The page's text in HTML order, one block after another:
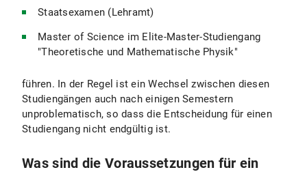
Staatsexamen (Lehramt)
Master of Science im Elite-Master-Studiengang
"Theoretische und Mathematische Physik"
führen. In der Regel ist ein Wechsel zwischen diesen
Studiengängen auch nach einigen Semestern
unproblematisch, so dass die Entscheidung für einen
Studiengang nicht endgültig ist.
Was sind die Voraussetzungen für ein